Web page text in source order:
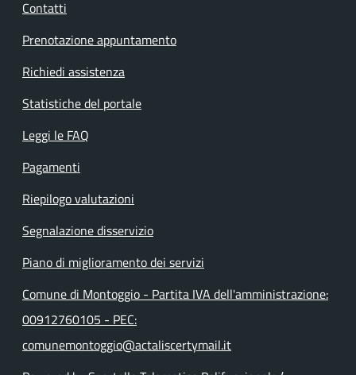
Contatti
Prenotazione appuntamento
Richiedi assistenza
Statistiche del portale
Leggi le FAQ
Pagamenti
Riepilogo valutazioni
Segnalazione disservizio
Piano di miglioramento dei servizi
Comune di Montoggio - Partita IVA dell'amministrazione:
00912760105 - PEC:
comunemontoggio@actaliscertymail.it